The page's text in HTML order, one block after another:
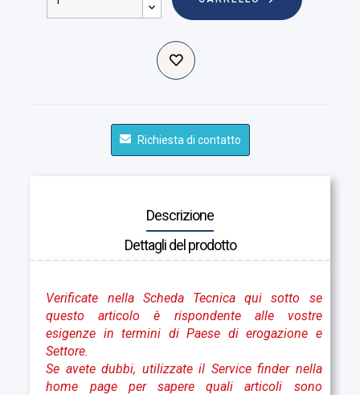
Richiesta di contatto
Descrizione
Dettagli del prodotto
Verificate nella Scheda Tecnica qui sotto se
questo articolo è rispondente alle vostre
esigenze in termini di Paese di erogazione e
Settore.
Se avete dubbi, utilizzate il Service finder nella
home page per sapere quali articoli sono